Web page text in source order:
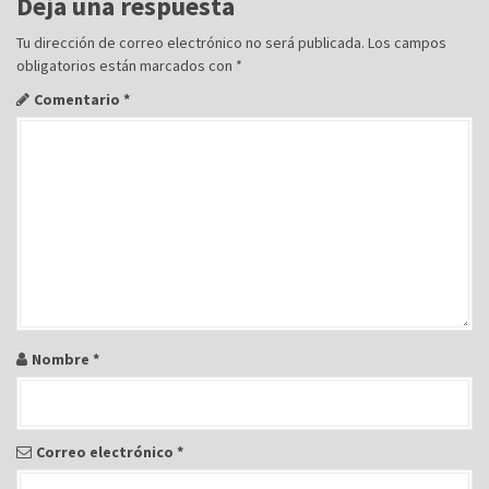
a
c
i
ó
a
d
s
Tu dirección de correo electrónico no será publicada. Los campos
obligatorios están marcados con *
Comentario *
Nombre *
Correo electrónico *